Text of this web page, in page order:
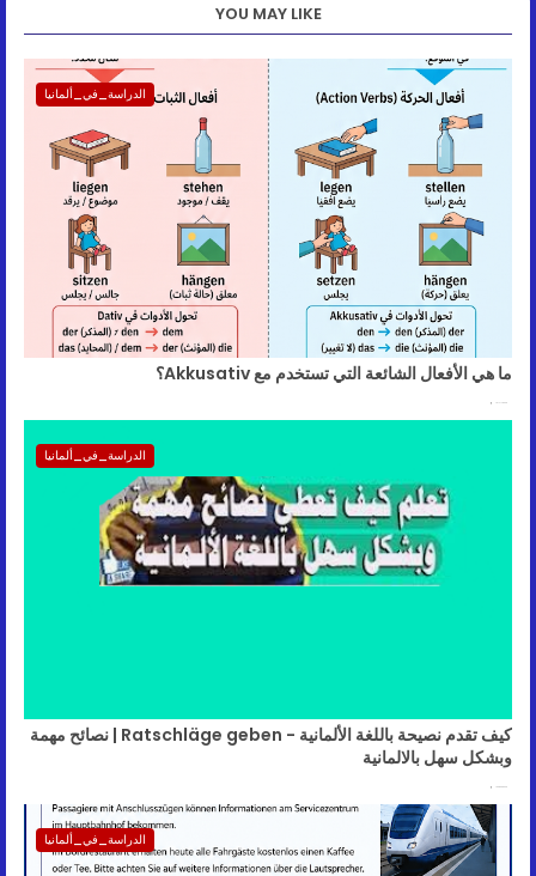
YOU MAY LIKE
الدراسة_في_ألمانيا
ما هي الأفعال الشائعة التي تستخدم مع Akkusativ؟
الدراسة_في_ألمانيا
كيف تقدم نصيحة باللغة الألمانية - Ratschläge geben | نصائح مهمة
وبشكل سهل بالالمانية
الدراسة_في_ألمانيا